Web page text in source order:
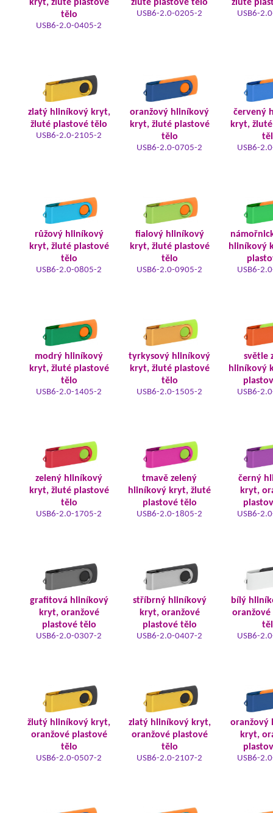
kryt, žluté plastové
tělo
USB6-2.0-0405-2
žluté plastové tělo
USB6-2.0-0205-2
žluté
USB6-
zlatý hliníkový kryt,
žluté plastové tělo
USB6-2.0-2105-2
oranžový hliníkový
kryt, žluté plastové
tělo
USB6-2.0-0705-2
červený
kryt,
USB6-
růžový hliníkový
kryt, žluté plastové
tělo
USB6-2.0-0805-2
fialový hliníkový
kryt, žluté plastové
tělo
USB6-2.0-0905-2
hliníkový
USB6-
modrý hliníkový
kryt, žluté plastové
tělo
USB6-2.0-1405-2
tyrkysový hliníkový
kryt, žluté plastové
tělo
USB6-2.0-1505-2
světle
hliníkový
USB6-
zelený hliníkový
kryt, žluté plastové
tělo
USB6-2.0-1705-2
tmavě zelený
hliníkový kryt, žluté
plastové tělo
USB6-2.0-1805-2
černý
kryt,
USB6-
grafitová hliníkový
kryt, oranžové
plastové tělo
USB6-2.0-0307-2
stříbrný hliníkový
kryt, oranžové
plastové tělo
USB6-2.0-0407-2
bílý
oranžové
USB6-
žlutý hliníkový kryt,
oranžové plastové
tělo
USB6-2.0-0507-2
zlatý hliníkový kryt,
oranžové plastové
tělo
USB6-2.0-2107-2
oranžový
kryt,
USB6-